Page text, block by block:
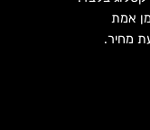
אמת
מחיר.